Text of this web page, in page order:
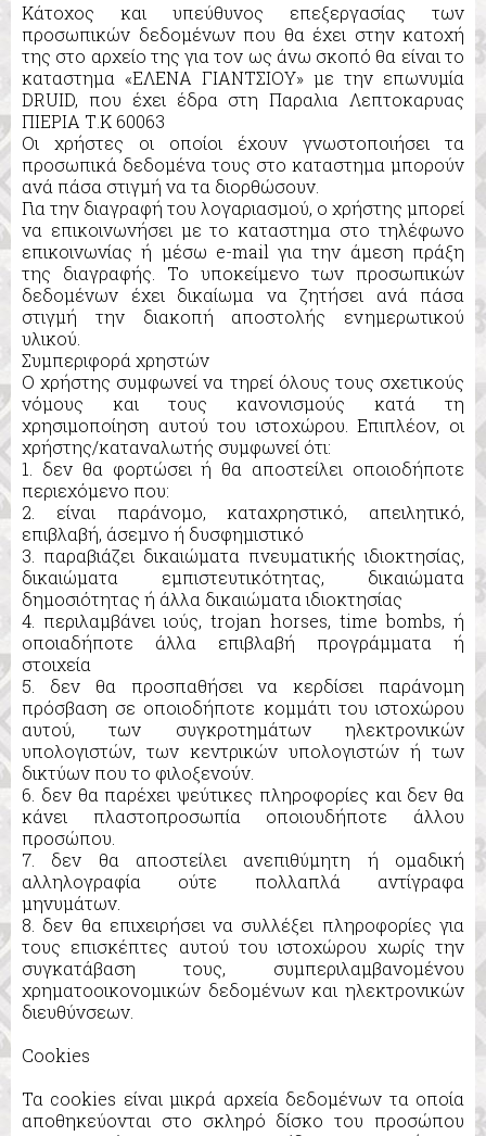
Κάτοχος και υπεύθυνος επεξεργασίας των
προσωπικών δεδομένων που θα έχει στην κατοχή
της στο αρχείο της για τον ως άνω σκοπό θα είναι το
καταστημα «ΕΛΕΝΑ ΓΙΑΝΤΣΙΟΥ» με την επωνυμία
DRUID, που έχει έδρα στη Παραλια Λεπτοκαρυας
ΠΙΕΡΙΑ Τ.Κ 60063
Οι χρήστες οι οποίοι έχουν γνωστοποιήσει τα
προσωπικά δεδομένα τους στο καταστημα μπορούν
ανά πάσα στιγμή να τα διορθώσουν.
Για την διαγραφή του λογαριασμού, ο χρήστης μπορεί
να επικοινωνήσει με το καταστημα στο τηλέφωνο
επικοινωνίας ή μέσω e-mail για την άμεση πράξη
της διαγραφής. Το υποκείμενο των προσωπικών
δεδομένων έχει δικαίωμα να ζητήσει ανά πάσα
στιγμή την διακοπή αποστολής ενημερωτικού
υλικού.
Συμπεριφορά χρηστών
Ο χρήστης συμφωνεί να τηρεί όλους τους σχετικούς
νόμους και τους κανονισμούς κατά τη
χρησιμοποίηση αυτού του ιστοχώρου. Επιπλέον, οι
χρήστης/καταναλωτής συμφωνεί ότι:
1. δεν θα φορτώσει ή θα αποστείλει οποιοδήποτε
περιεχόμενο που:
2. είναι παράνομο, καταχρηστικό, απειλητικό,
επιβλαβή, άσεμνο ή δυσφημιστικό
3. παραβιάζει δικαιώματα πνευματικής ιδιοκτησίας,
δικαιώματα εμπιστευτικότητας, δικαιώματα
δημοσιότητας ή άλλα δικαιώματα ιδιοκτησίας
4. περιλαμβάνει ιούς, trojan horses, time bombs, ή
οποιαδήποτε άλλα επιβλαβή προγράμματα ή
στοιχεία
5. δεν θα προσπαθήσει να κερδίσει παράνομη
πρόσβαση σε οποιoδήποτε κομμάτι του ιστοχώρου
αυτού, των συγκροτημάτων ηλεκτρονικών
υπολογιστών, των κεντρικών υπολογιστών ή των
δικτύων που το φιλοξενούν.
6. δεν θα παρέχει ψεύτικες πληροφορίες και δεν θα
κάνει πλαστοπροσωπία οποιουδήποτε άλλου
προσώπου.
7. δεν θα αποστείλει ανεπιθύμητη ή ομαδική
αλληλογραφία ούτε πολλαπλά αντίγραφα
μηνυμάτων.
8. δεν θα επιχειρήσει να συλλέξει πληροφορίες για
τους επισκέπτες αυτού του ιστοχώρου χωρίς την
συγκατάβαση τους, συμπεριλαμβανομένου
χρηματοοικονομικών δεδομένων και ηλεκτρονικών
διευθύνσεων.
Cookies
Τα cookies είναι μικρά αρχεία δεδομένων τα οποία
αποθηκεύονται στο σκληρό δίσκο του προσώπου